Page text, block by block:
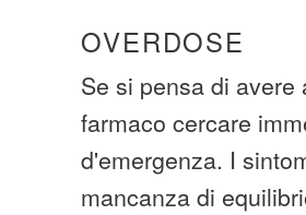
OVERDOSE
Se si pensa di
farmaco cercare
d'emergenza. I
mancanza di